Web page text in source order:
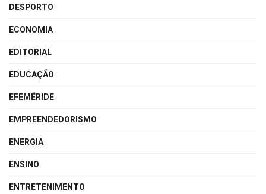
DESPORTO
ECONOMIA
EDITORIAL
EDUCAÇÃO
EFEMÉRIDE
EMPREENDEDORISMO
ENERGIA
ENSINO
ENTRETENIMENTO